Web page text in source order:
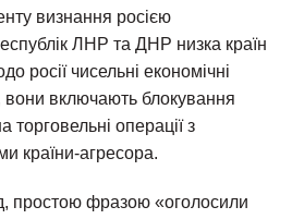
визнання росією
ЛНР та ДНР низка країн
росії чисельні економічні
вони включають блокування
торговельні операції з
країни-агресора.
простою фразою «оголосили